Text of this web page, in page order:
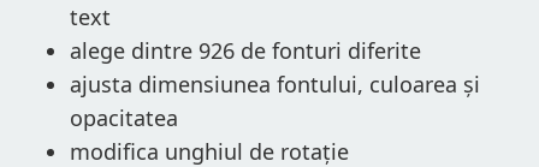
text
alege dintre 926 de fonturi diferite
ajusta dimensiunea fontului, culoarea și
opacitatea
modifica unghiul de rotație